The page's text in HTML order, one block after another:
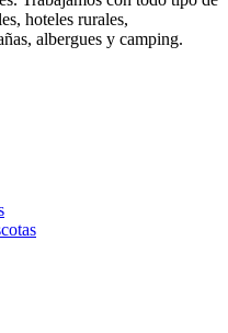
hoteles rurales,
albergues y camping.